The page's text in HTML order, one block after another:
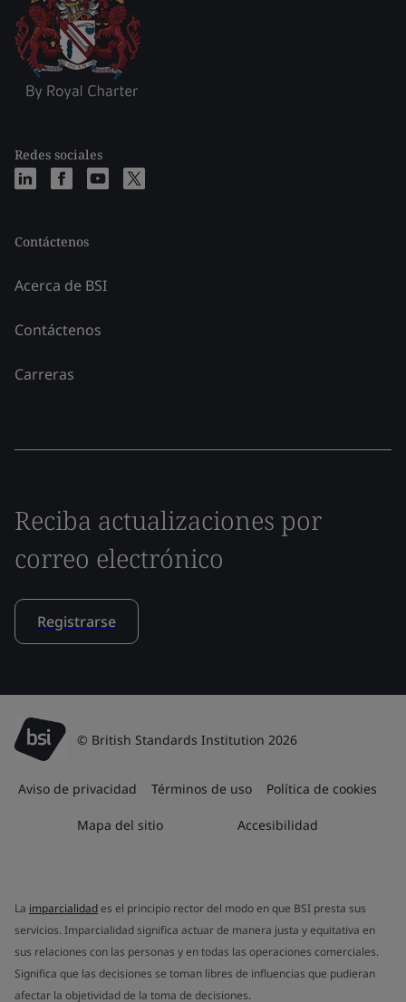
Redes sociales
Contáctenos
Acerca de BSI
Contáctenos
Carreras
Reciba actualizaciones por
correo electrónico
Registrarse
© British Standards Institution 2026
Aviso de privacidad Términos de uso Política de cookies
Mapa del sitio Accesibilidad
La imparcialidades el principio rector del modo en que BSI presta sus
servicios. Imparcialidad significa actuar de manera justa y equitativa en
sus relaciones con las personas y en todas las operaciones comerciales.
Significa que las decisiones se toman libres de influencias que pudieran
afectar la objetividad de la toma de decisiones.